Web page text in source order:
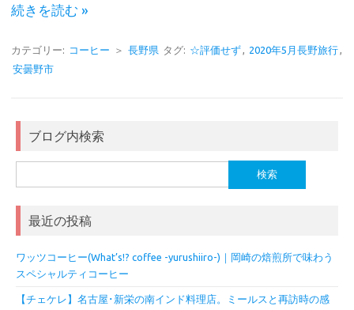
続きを読む »
カテゴリー: コーヒー ＞ 長野県 タグ: ☆評価せず, 2020年5月長野旅行,
安曇野市
ブログ内検索
索:
最近の投稿
ワッツコーヒー(What’s!? coffee -yurushiiro-)｜岡崎の焙煎所で味わう
スペシャルティコーヒー
【チェケレ】名古屋･新栄の南インド料理店。ミールスと再訪時の感